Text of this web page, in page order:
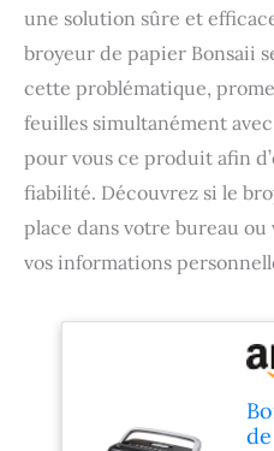
une solution sûre et
broyeur de papier Bonsaii
cette problématique,
feuilles simultanément
pour vous ce produit afin
fiabilité. Découvrez si le
place dans votre bureau
vos informations